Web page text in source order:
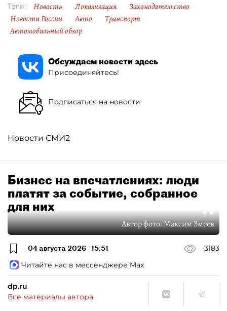
Тэги: Новость Локализация
Законодательство
Новости России
Авто
Транспорт
Автомобильный обзор
Обсуждаем новости здесь
Присоединяйтесь!
Подписаться на новости
Новости СМИ2
Бизнес на впечатлениях: люди
платят за событие, собранное
для них
Автор фото:Максим Змеев
04 августа 2026 15:51
3183
Читайте нас в мессенджере Max
dp.ru
Все материалы автора